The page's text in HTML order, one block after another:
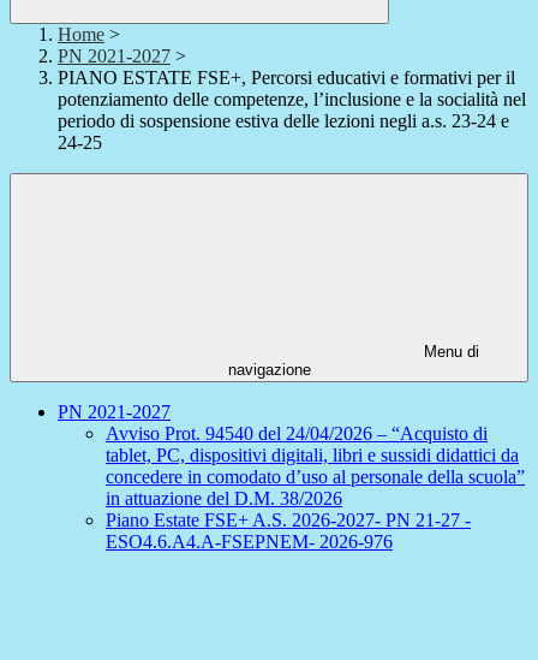
Home >
PN 2021-2027 >
PIANO ESTATE FSE+, Percorsi educativi e formativi per il
potenziamento delle competenze, l’inclusione e la socialità nel
periodo di sospensione estiva delle lezioni negli a.s. 23-24 e
24-25
Menu di
navigazione
PN 2021-2027
Avviso Prot. 94540 del 24/04/2026 – “Acquisto di
tablet, PC, dispositivi digitali, libri e sussidi didattici da
concedere in comodato d’uso al personale della scuola”
in attuazione del D.M. 38/2026
Piano Estate FSE+ A.S. 2026-2027- PN 21-27 -
ESO4.6.A4.A-FSEPNEM- 2026-976